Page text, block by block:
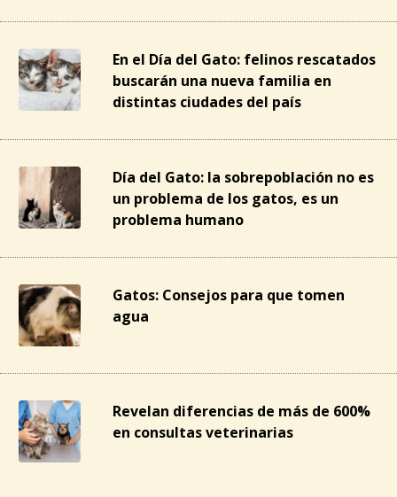
En el Día del Gato: felinos rescatados
buscarán una nueva familia en
distintas ciudades del país
Día del Gato: la sobrepoblación no es
un problema de los gatos, es un
problema humano
Gatos: Consejos para que tomen
agua
Revelan diferencias de más de 600%
en consultas veterinarias